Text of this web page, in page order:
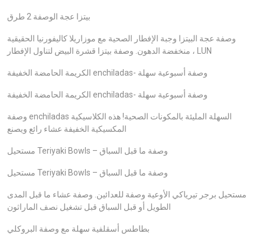
بيتزا عجة الوصفة 2 طرق
وصفة عجة البيتزا وجبة الإفطار الصحية مع موزاريلا كاليفورنيا الحقيقية
منخفضة الدهون. وصفة بيتزا قشرة البيض لتناول الإفطار ، LUN
الكريمة الحامضة الخفيفة enchiladas- وصفة أسبوعية سهلة
الكريمة الحامضة الخفيفة enchiladas- وصفة أسبوعية سهلة
وصفة enchiladas السهلة المليئة بالمكونات الصحية! هذه الكلاسيكية
المكسيكية الخفيفة عشاء رائع ويصنع
مستحيل Teriyaki Bowls – وصفة ما قبل السباق
مستحيل Teriyaki Bowls – وصفة ما قبل السباق
مستحيل برجر تيرياكي الأوعية وصفة للعدائين. وصفة عشاء ما قبل المدى
الطويل أو قبل السباق قبل تشغيل نصف الماراثون
بطاطس أسقلفية سهلة مع وصفة البروكلي